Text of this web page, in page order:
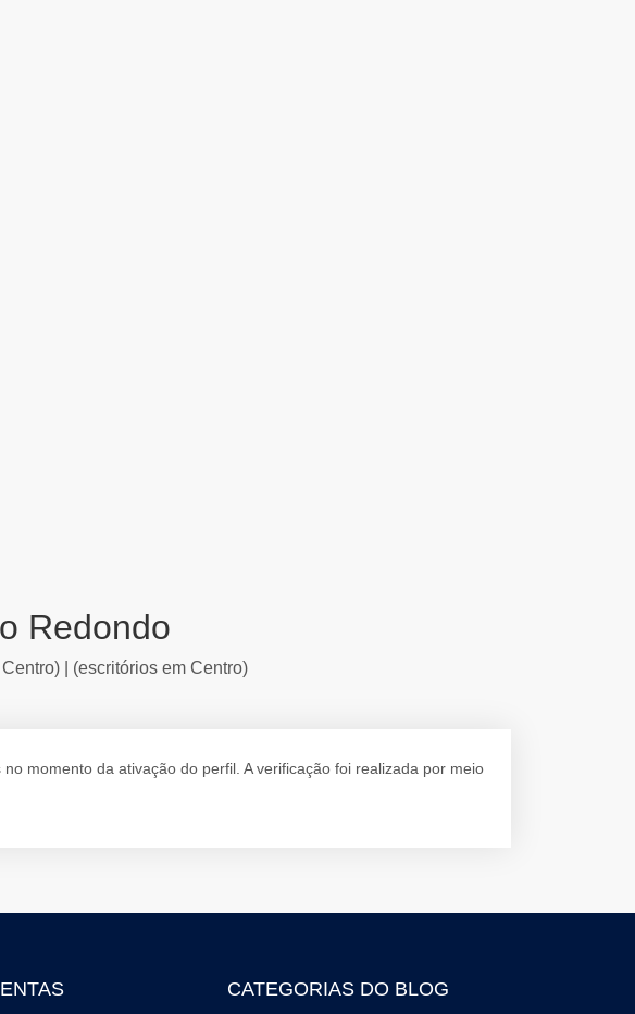
Redondo
| (escritórios em Centro)
momento da ativação do perfil. A verificação foi realizada por meio
CATEGORIAS DO BLOG